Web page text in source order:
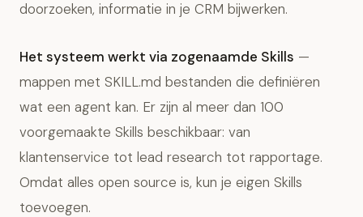
doorzoeken, informatie in je CRM bijwerken.
Het systeem werkt via zogenaamde Skills —
mappen met SKILL.md bestanden die definiëren
wat een agent kan. Er zijn al meer dan 100
voorgemaakte Skills beschikbaar: van
klantenservice tot lead research tot rapportage.
Omdat alles open source is, kun je eigen Skills
toevoegen.